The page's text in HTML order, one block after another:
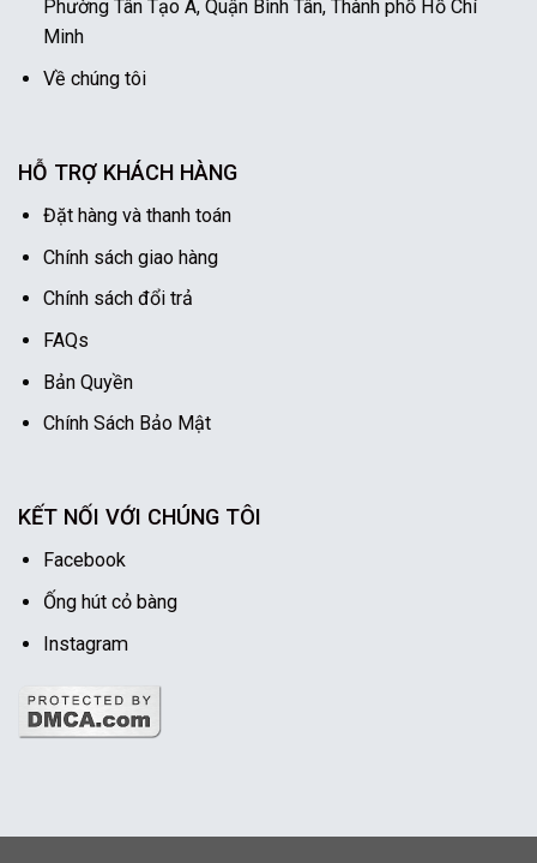
Phường Tân Tạo A, Quận Bình Tân, Thành phố Hồ Chí
Minh
Về chúng tôi
HỖ TRỢ KHÁCH HÀNG
Đặt hàng và thanh toán
Chính sách giao hàng
Chính sách đổi trả
FAQs
Bản Quyền
Chính Sách Bảo Mật
KẾT NỐI VỚI CHÚNG TÔI
Facebook
Ống hút cỏ bàng
Instagram